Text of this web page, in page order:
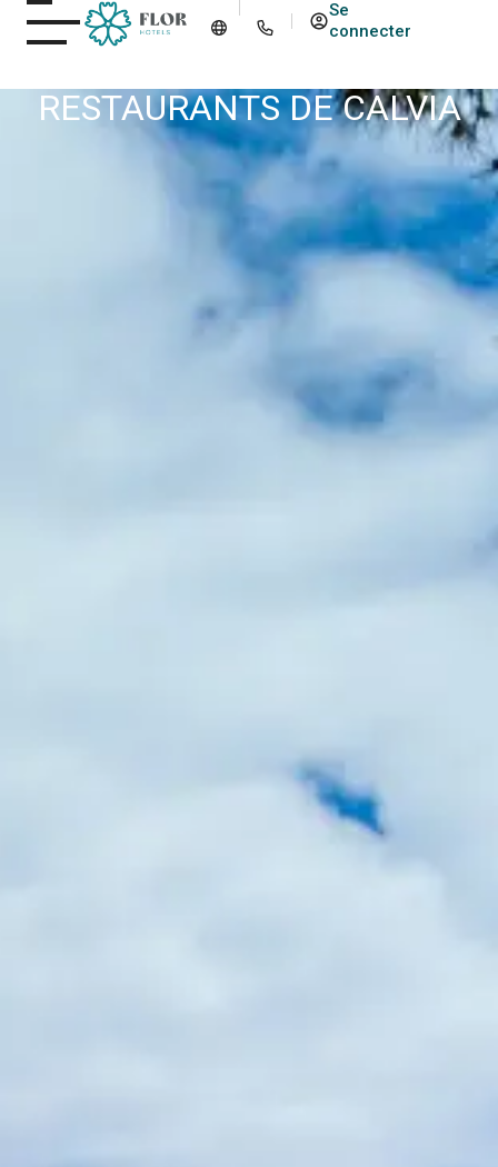
Se
connecter
RESTAURANTS DE CALVIA